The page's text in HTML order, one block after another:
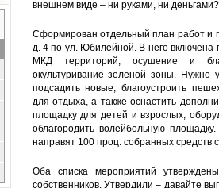
внешнем виде – ни руками, ни деньгами?
Сформирован отдельный план работ и
д. 4 по ул. Юбилейной. В него включена
МКД территорий, осушение и
окультуривание зеленой зоны. Нужно
подсадить новые, благоустроить
для отдыха, а также оснастить
площадку для детей и взрослых,
облагородить волейбольную
направят 100 проц. собранных средств
Оба списка мероприятий
собственников. Утвердили – давайте